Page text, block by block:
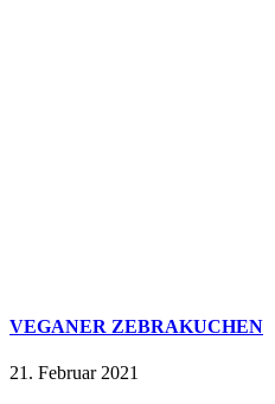
VEGANER ZEBRAKUCHEN
21. Februar 2021